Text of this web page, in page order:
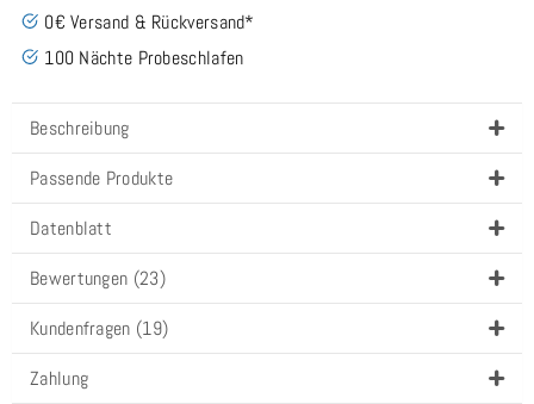
0€ Versand & Rückversand*
100 Nächte Probeschlafen
Beschreibung
Passende Produkte
Datenblatt
Bewertungen (23)
Kundenfragen (19)
Zahlung